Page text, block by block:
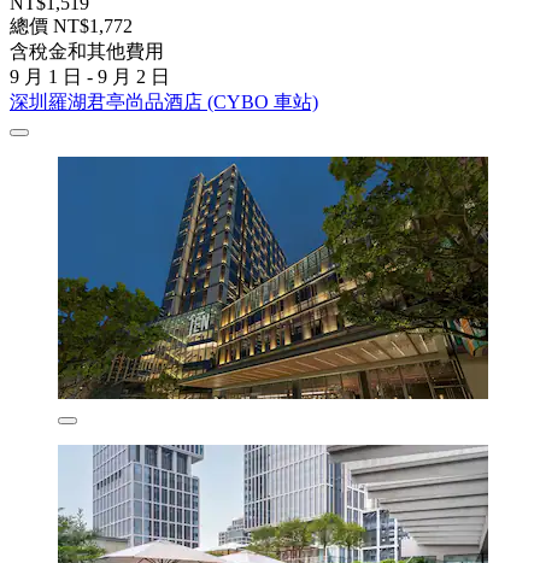
總價 NT$1,772
含稅金和其他費用
9 月 1 日 - 9 月 2 日
深圳羅湖君亭尚品酒店 (CYBO 車站)